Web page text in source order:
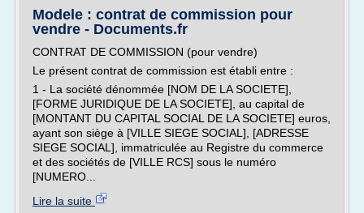
Modele : contrat de commission pour
vendre - Documents.fr
CONTRAT DE COMMISSION (pour vendre)
Le présent contrat de commission est établi entre :
1 - La société dénommée [NOM DE LA SOCIETE],
[FORME JURIDIQUE DE LA SOCIETE], au capital de
[MONTANT DU CAPITAL SOCIAL DE LA SOCIETE] euros,
ayant son siège à [VILLE SIEGE SOCIAL], [ADRESSE
SIEGE SOCIAL], immatriculée au Registre du commerce
et des sociétés de [VILLE RCS] sous le numéro
[NUMERO...
Lire la suite